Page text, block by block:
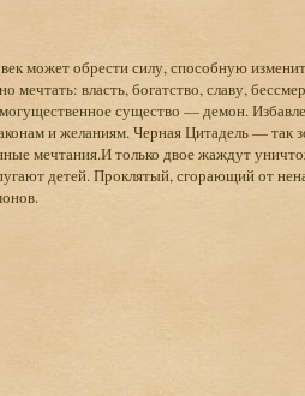
может обрести силу, способную
мечтать: власть, богатство, славу,
существо — демон.
и желаниям. Черная Цитадель — так
мечтания.И только двое жаждут
детей. Проклятый, сгорающий от